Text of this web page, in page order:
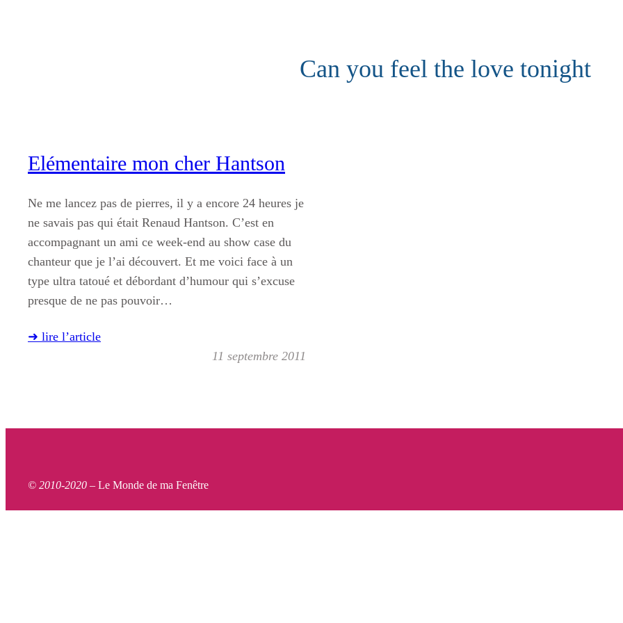
Can you feel the love tonight
Elémentaire mon cher Hantson
Ne me lancez pas de pierres, il y a encore 24 heures je
ne savais pas qui était Renaud Hantson. C’est en
accompagnant un ami ce week-end au show case du
chanteur que je l’ai découvert. Et me voici face à un
type ultra tatoué et débordant d’humour qui s’excuse
presque de ne pas pouvoir…
➜ lire l’article
11 septembre 2011
© 2010-2020 – Le Monde de ma Fenêtre